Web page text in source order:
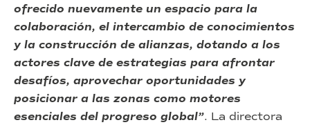
ofrecido nuevamente un espacio para la
colaboración, el intercambio de conocimientos
y la construcción de alianzas, dotando a los
actores clave de estrategias para afrontar
desafíos, aprovechar oportunidades y
posicionar a las zonas como motores
esenciales del progreso global”. La directora